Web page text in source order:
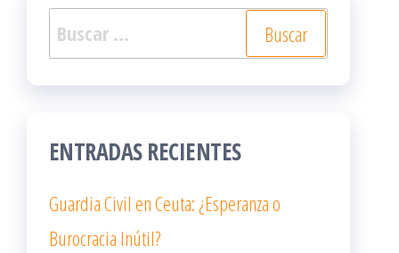
Buscar:
ENTRADAS RECIENTES
Guardia Civil en Ceuta: ¿Esperanza o
Burocracia Inútil?